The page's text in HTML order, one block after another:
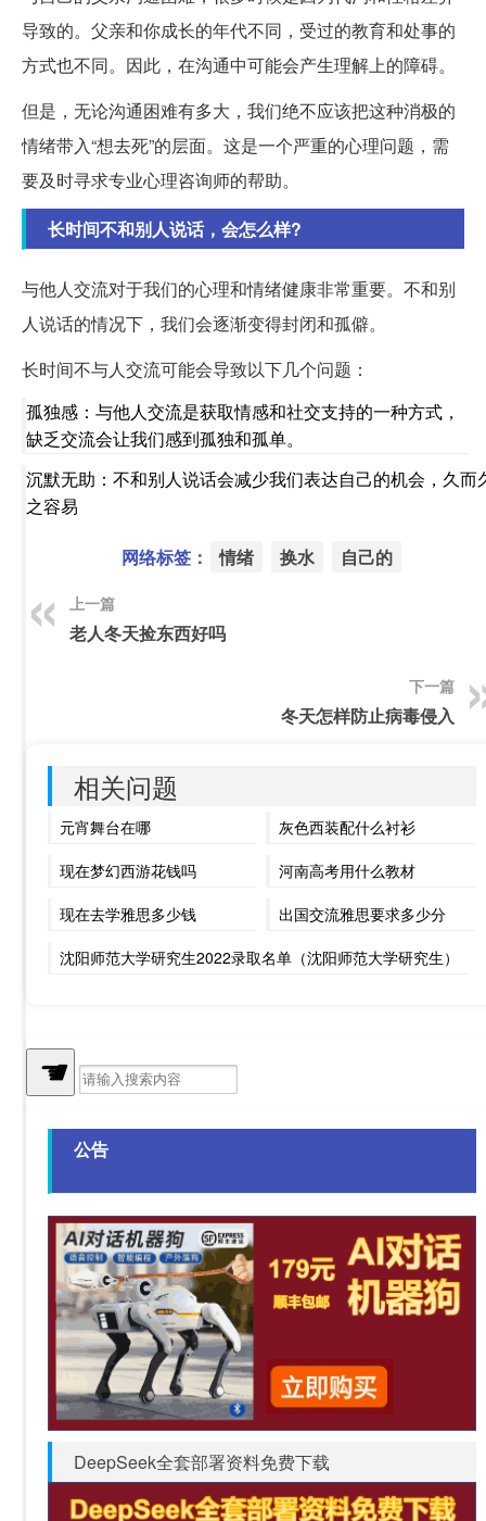
导致的。父亲和你成长的年代不同，受过的教育和处事的
方式也不同。因此，在沟通中可能会产生理解上的障碍。
但是，无论沟通困难有多大，我们绝不应该把这种消极的
情绪带入“想去死”的层面。这是一个严重的心理问题，需
要及时寻求专业心理咨询师的帮助。
长时间不和别人说话，会怎么样?
与他人交流对于我们的心理和情绪健康非常重要。不和别
人说话的情况下，我们会逐渐变得封闭和孤僻。
长时间不与人交流可能会导致以下几个问题：
孤独感：与他人交流是获取情感和社交支持的一种方式，
缺乏交流会让我们感到孤独和孤单。
沉默无助：不和别人说话会减少我们表达自己的机会，久而
之容易
网络标签： 情绪 换水 自己的
上一篇
老人冬天捡东西好吗
下一篇
冬天怎样防止病毒侵入
相关问题
元宵舞台在哪
灰色西装配什么衬衫
现在梦幻西游花钱吗
河南高考用什么教材
现在去学雅思多少钱
出国交流雅思要求多少分
沈阳师范大学研究生2022录取名单（沈阳师范大学研究生）
“漂田种杭出穰穰”的出处是哪里
☚
公告
DeepSeek全套部署资料免费下载